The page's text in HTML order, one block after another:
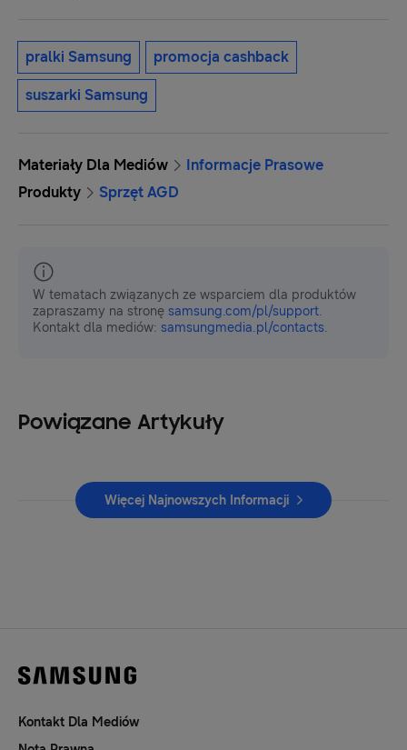
pralki Samsung promocja cashback
suszarki Samsung
Materiały Dla Mediów
Informacje Prasowe
Produkty
Sprzęt AGD
W tematach związanych ze wsparciem dla produktów
zapraszamy na stronę samsung.com/pl/support.
Kontakt dla mediów: samsungmedia.pl/contacts.
Powiązane Artykuły
Więcej Najnowszych Informacji
Kontakt Dla Mediów